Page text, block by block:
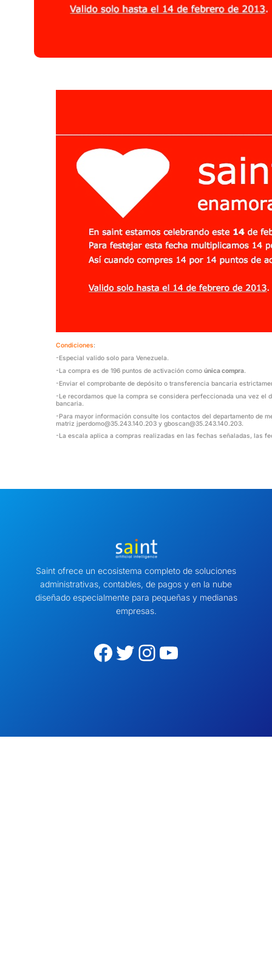
Condiciones:
-Especial valido solo para Venezuela.
-La compra es de 196 puntos de activación como única compra.
-Enviar el comprobante de depósito o transferencia bancaria
-Le recordamos que la compra se considera perfeccionada una vez
bancaria.
-Para mayor información consulte los contactos del departamento de
matriz jperdomo@35.243.140.203y gboscan@35.243.140.203.
-La escala aplica a compras realizadas en las fechas señaladas, las
Saint ofrece un ecosistema completo de soluciones
administrativas, contables, de pagos y en la nube
diseñado especialmente para pequeñas y medianas
empresas.
Facebook Twitter Instagram YouTube